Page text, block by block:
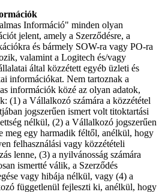
Információ" minden olyan
jelent, amely a Szerződésre, a
és bármely SOW-ra vagy PO-ra
valamint a Logitech és/vagy
által közzétett egyéb üzleti és
információkat. Nem tartoznak a
információk közé az olyan adatok,
(1) a Vállalkozó számára a közzététel
jogszerűen ismert volt titoktartási
nélkül, (2) a Vállalkozó jogszerűen
meg egy harmadik féltől, anélkül, hogy
felhasználási vagy közzétételi
lenne, (3) a nyilvánosság számára
ismertté válik, a Szerződés
vagy hibája nélkül, vagy (4) a
függetlenül fejleszti ki, anélkül, hogy